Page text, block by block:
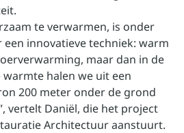
te verwarmen, is onder
innovatieve techniek: warm
maar dan in de
warmte halen we uit een
200 meter onder de grond
vertelt Daniël, die het project
Architectuur aanstuurt.